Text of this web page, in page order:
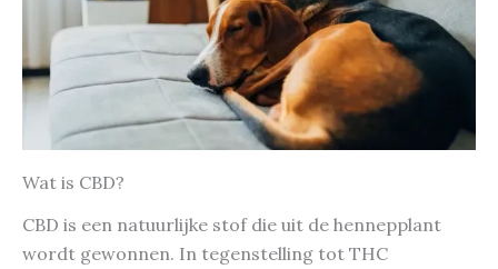
Wat is CBD?
CBD is een natuurlijke stof die uit de hennepplant
wordt gewonnen. In tegenstelling tot THC